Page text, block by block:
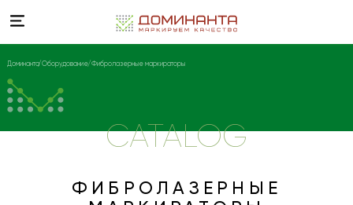
Доминанта Оборудование Фибролазерные маркираторы
CATALOG
ФИБРОЛАЗЕРНЫЕ